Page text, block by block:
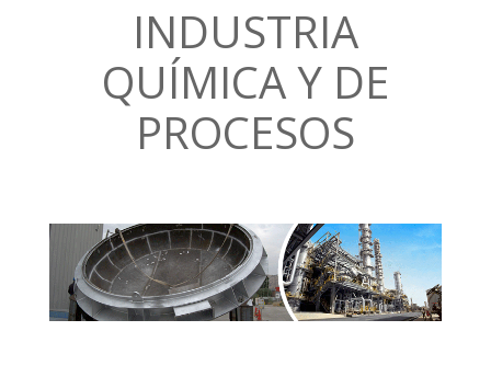
INDUSTRIA
QUÍMICA Y DE
PROCESOS